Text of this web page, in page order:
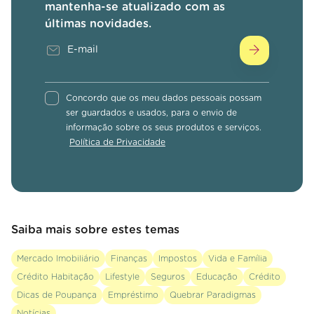
mantenha-se atualizado com as
últimas novidades.
Concordo que os meu dados pessoais possam
ser guardados e usados, para o envio de
informação sobre os seus produtos e serviços.
Política de Privacidade
Saiba mais sobre estes temas
Mercado Imobiliário Finanças Impostos Vida e Família
Crédito Habitação Lifestyle Seguros Educação Crédito
Dicas de Poupança Empréstimo Quebrar Paradigmas